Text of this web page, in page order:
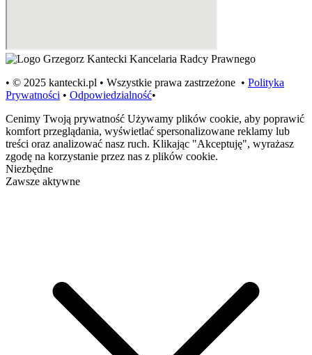
• © 2025 kantecki.pl • Wszystkie prawa zastrzeżone • Polityka
Prywatności • Odpowiedzialność•
Cenimy Twoją prywatność Używamy plików cookie, aby poprawić
komfort przeglądania, wyświetlać spersonalizowane reklamy lub
treści oraz analizować nasz ruch. Klikając "Akceptuję", wyrażasz
zgodę na korzystanie przez nas z plików cookie.
Niezbędne
Zawsze aktywne